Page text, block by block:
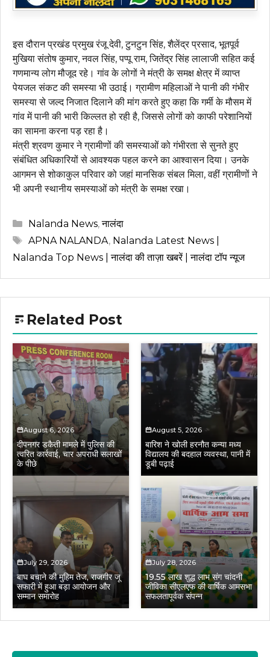
इस दौरान प्रखंड प्रमुख रंजू देवी, टुनटुन सिंह, शैलेंद्र प्रसाद, भूतपूर्व
मुखिया संतोष कुमार, नवल सिंह, पप्पू राम, जितेंद्र सिंह लालाजी सहित कई
गणमान्य लोग मौजूद रहे। गांव के लोगों ने मंत्री के समक्ष क्षेत्र में व्याप्त
पेयजल संकट की समस्या भी उठाई। ग्रामीण महिलाओं ने पानी की गंभीर
समस्या से जल्द निजात दिलाने की मांग करते हुए कहा कि गर्मी के मौसम में
गांव में पानी की भारी किल्लत हो रही है, जिससे लोगों को काफी परेशानियों
का सामना करना पड़ रहा है।
मंत्री श्रवण कुमार ने ग्रामीणों की समस्याओं को गंभीरता से सुनते हुए
संबंधित अधिकारियों से आवश्यक पहल करने का आश्वासन दिया। उनके
आगमन से शोकाकुल परिवार को जहां मानसिक संबल मिला, वहीं ग्रामीणों ने
भी अपनी स्थानीय समस्याओं को मंत्री के समक्ष रखा।
Categories
Nalanda News,नालंदा
Tags
APNA NALANDA, Nalanda Latest News |
Nalanda Top News | नालंदा की ताज़ा खबरें | नालंदा टॉप न्यूज
Related Post
August 6, 2026
दीपनगर डकैती मामले में पुलिस की
त्वरित कार्रवाई, चार अपराधी सलाखों
के पीछे
August 5, 2026
बारिश ने खोली हरनौत कन्या मध्य
विद्यालय की बदहाल व्यवस्था, पानी में
डूबी पढ़ाई
July 29, 2026
बाघ बचाने की मुहिम तेज, राजगीर जू
सफारी में हुआ बड़ा आयोजन और
सम्मान समारोह
July 28, 2026
19.55 लाख शुद्ध लाभ संग चांदनी
जीविका सीएलएफ की वार्षिक आमसभा
सफलतापूर्वक संपन्न